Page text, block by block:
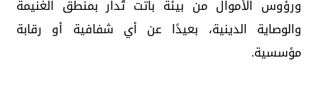
ورؤوس الأموال من بيئة باتت تُدار بمنطق الغنيمة
والوصاية الدينية، بعيدًا عن أي شفافية أو رقابة
مؤسسية.